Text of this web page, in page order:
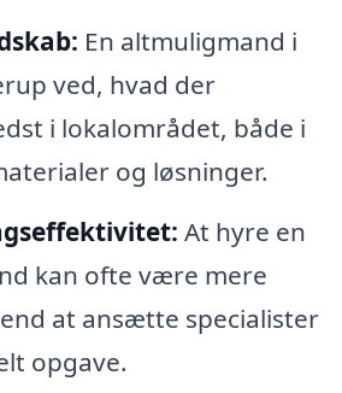
En altmuligmand i
ved, hvad der
i lokalområdet, både i
og løsninger.
At hyre en
kan ofte være mere
at ansætte specialister
opgave.